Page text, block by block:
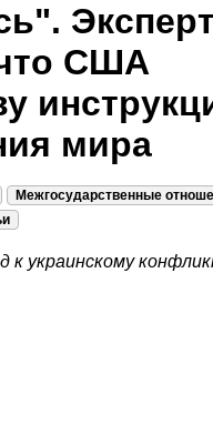
США
мира
Межгосударственные
к украинскому